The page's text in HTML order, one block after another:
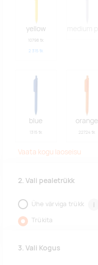
yellow
10798 tk
2 315 tk
blue
1315 tk
orange
22724 tk
Vaata kogu laoseisu
2. Vali pealetrükk
Ühe värviga trükk i
Trükita
3. Vali Kogus